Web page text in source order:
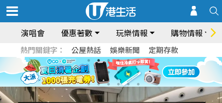
演唱會 優惠著數 玩樂情報 購物情報
熱門關鍵字： 公屋熱話 娛樂新聞 定期存款